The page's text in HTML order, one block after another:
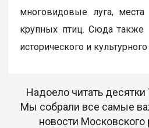
многовидовые луга, места
крупных птиц. Сюда также
исторического и
Надоело читать
Мы собрали все самые
новости Московского